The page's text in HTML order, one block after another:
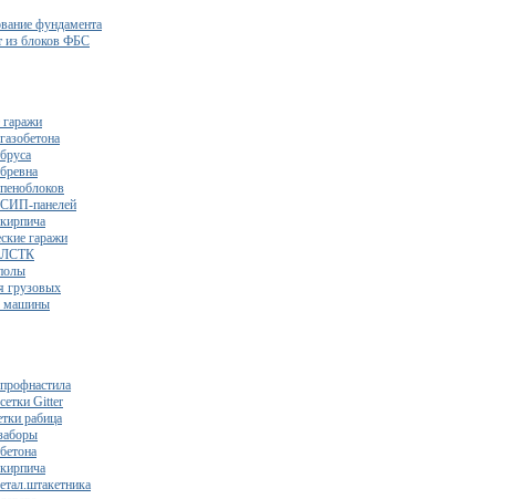
фундамента
из блоков ФБС
панелей
гаражи
ЛСТК
грузовых
машины
Gitter
рабица